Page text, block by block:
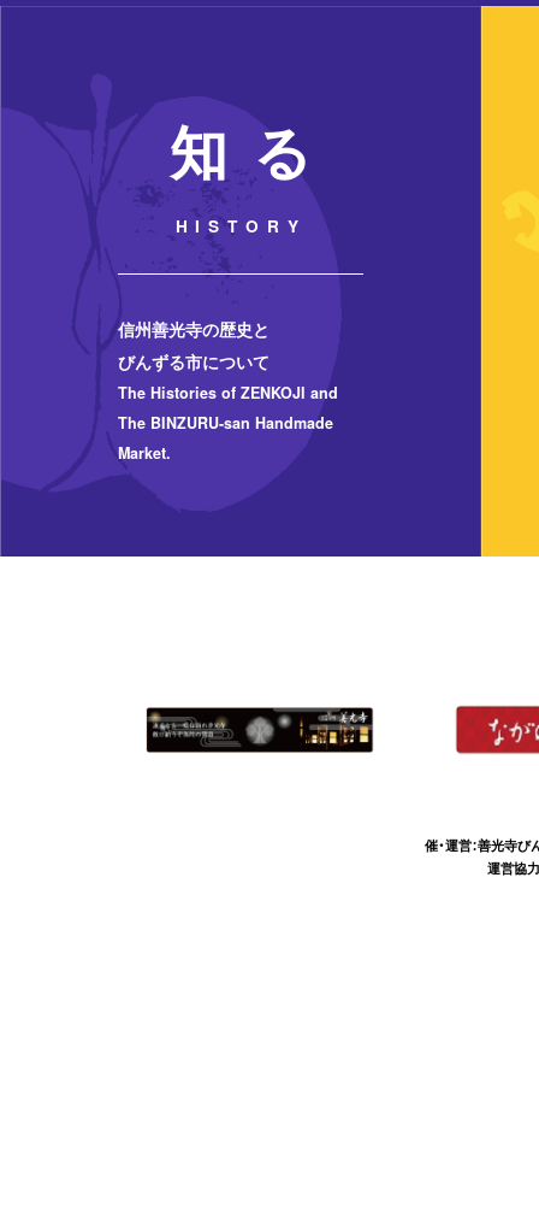
知 る
HISTORY
信州善光寺の歴史と
びんずる市について
The Histories of ZENKOJI and
The BINZURU-san Handmade
Market.
催・運営：善光寺
運営協